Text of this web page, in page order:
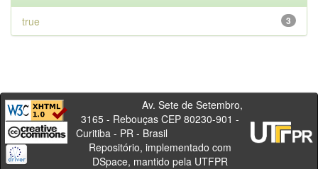
3
true
Av. Sete de Setembro,
3165 - Rebouças CEP 80230-901 -
Curitiba - PR - Brasil
Repositório, implementado com
DSpace, mantido pela UTFPR